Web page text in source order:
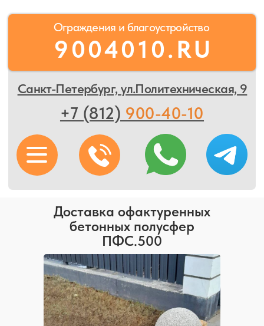
9004010.RU
+7 (812) 900-40-10
Доставка офактуренных
бетонных полусфер
ПФС.500